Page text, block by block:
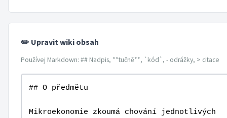
✏️ Upravit wiki obsah
Používej Markdown: ## Nadpis, **tučně**, `kód`, - odrážky, > citace